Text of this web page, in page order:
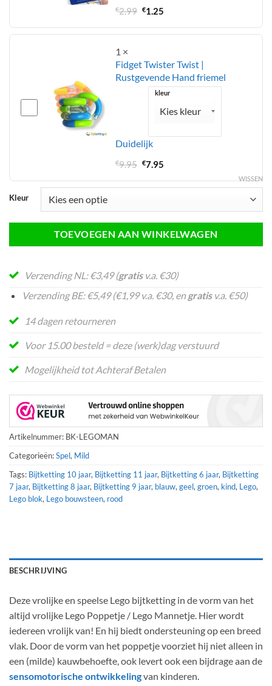
€2.99 Oorspronkelijke
was:
€1.25Huidige
is:
1 ×
Fidget Twister Twist |
Rustgevende Hand friemel
kleur
Duidelijk
€9.95 Oorspronkelijke
was:
€7.95Huidige
is:
Kleur
WISSEN
TOEVOEGEN AAN WINKELWAGEN
Verzending NL: €3,49 (gratisv.a. €30)
Verzending BE: €5,49 (€1,99 v.a. €30, engratisv.a. €50)
14 dagen retourneren
Voor 15.00 besteld = deze (werk)dag verstuurd
Mogelijkheid tot Achteraf Betalen
Artikelnummer: BK-LEGOMAN
Categorieën:Spel, Mild
Tags: Bijtketting 10 jaar, Bijtketting 11 jaar, Bijtketting 6 jaar, Bijtketting
7 jaar, Bijtketting 8 jaar, Bijtketting 9 jaar, blauw,geel,groen, kind, Lego,
Lego blok, Lego bouwsteen, rood
BESCHRIJVING
Deze vrolijke en speelse Lego bijtketting in de vorm van het
altijd vrolijke Lego Poppetje / Lego Mannetje. Hier wordt
iedereen vrolijk van! En hij biedt ondersteuning op een breed
vlak. Door de vorm van het poppetje voorziet hij niet alleen in
een (milde) kauwbehoefte, ook levert ook een bijdrage aan de
sensomotorische ontwikkelingvan kinderen.